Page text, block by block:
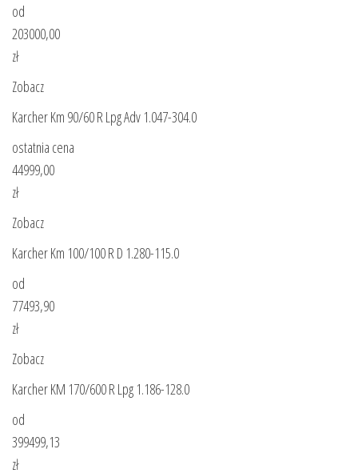
od
203000,00
zł
Zobacz
Karcher Km 90/60 R Lpg Adv 1.047-304.0
ostatnia cena
44999,00
zł
Zobacz
Karcher Km 100/100 R D 1.280-115.0
od
77493,90
zł
Zobacz
Karcher KM 170/600 R Lpg 1.186-128.0
od
399499,13
zł